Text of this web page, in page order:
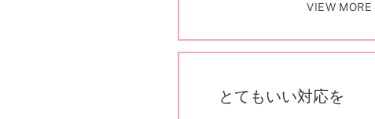
VIEW MORE
とてもいい対応を